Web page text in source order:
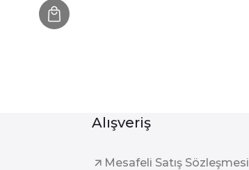
Alışveriş
Mesafeli Satış Sözleşmesi